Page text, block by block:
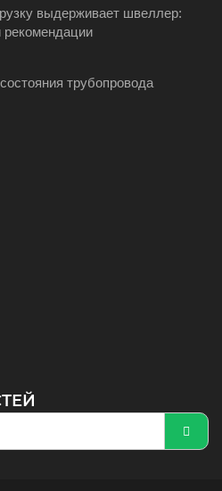
выдерживает швеллер:
рекомендации
трубопровода